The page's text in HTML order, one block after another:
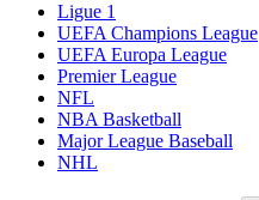
Ligue 1
UEFA Champions League
UEFA Europa League
Premier League
NFL
NBA Basketball
Major League Baseball
NHL